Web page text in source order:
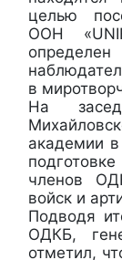
целью
ООН
в
На
академии в
членов
войск и
Подводя
ОДКБ,
отметил,